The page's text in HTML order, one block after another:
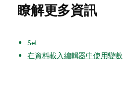
瞭解更多資訊
Set
在資料載入編輯器中使用變數